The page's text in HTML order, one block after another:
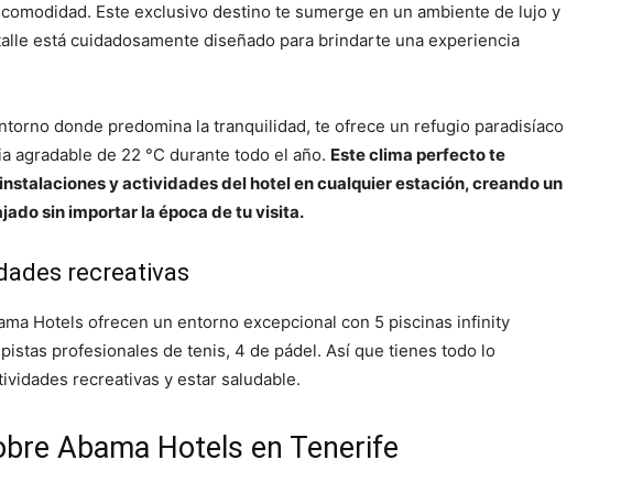
Este exclusivo destino te sumerge en un ambiente de lujo y
está cuidadosamente diseñado para brindarte una experiencia
donde predomina la tranquilidad, te ofrece un refugio paradisíaco
agradable de 22 °C durante todo el año. Este clima perfecto te
y actividades del hotel en cualquier estación, creando un
sin importar la época de tu visita.
recreativas
Hotels ofrecen un entorno excepcional con 5 piscinas infinity
profesionales de tenis, 4 de pádel. Así que tienes todo lo
recreativas y estar saludable.
Abama Hotels en Tenerife